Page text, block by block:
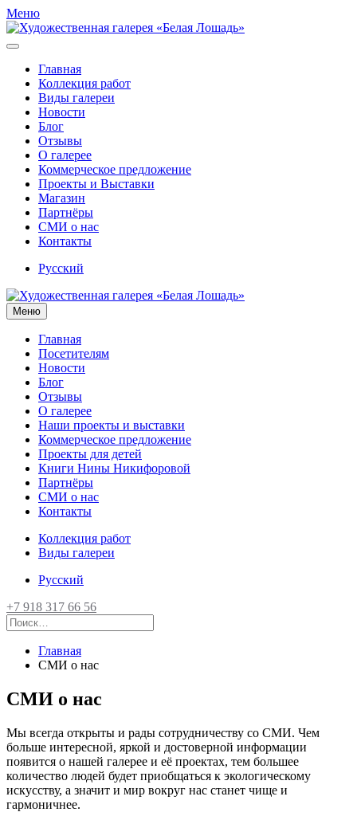
Меню
Главная
Коллекция работ
Виды галереи
Новости
Блог
Отзывы
О галерее
Коммерческое предложение
Проекты и Выставки
Магазин
Партнёры
СМИ о нас
Контакты
Русский
Меню
Главная
Посетителям
Новости
Блог
Отзывы
О галерее
Наши проекты и выставки
Коммерческое предложение
Проекты для детей
Книги Нины Никифоровой
Партнёры
СМИ о нас
Контакты
Коллекция работ
Виды галереи
Русский
+7 918 317 66 56
Главная
СМИ о нас
СМИ о нас
Мы всегда открыты и рады сотрудничеству со СМИ. Чем
больше интересной, яркой и достоверной информации
появится о нашей галерее и её проектах, тем большее
количество людей будет приобщаться к экологическому
искусству, а значит и мир вокруг нас станет чище и
гармоничнее.